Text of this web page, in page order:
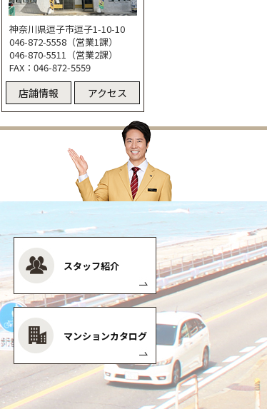
神奈川県逗子市逗子1-10-10
046-872-5558（営業1課）
046-870-5511（営業2課）
FAX：046-872-5559
店舗情報 アクセス
スタッフ紹介
マンションカタログ